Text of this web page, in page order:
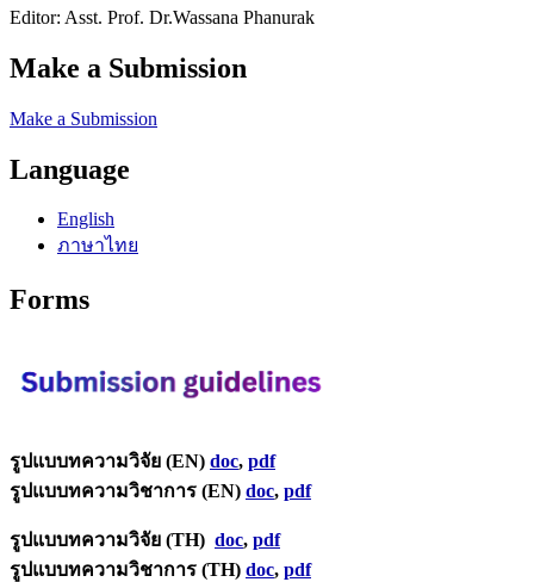
Editor: Asst. Prof. Dr.Wassana Phanurak
Make a Submission
Make a Submission
Language
English
ภาษาไทย
Forms
รูปแบบทความวิจัย (EN) doc, pdf
รูปแบบทความวิชาการ (EN) doc, pdf
รูปแบบทความวิจัย (TH) doc, pdf
รูปแบบทความวิชาการ (TH) doc, pdf